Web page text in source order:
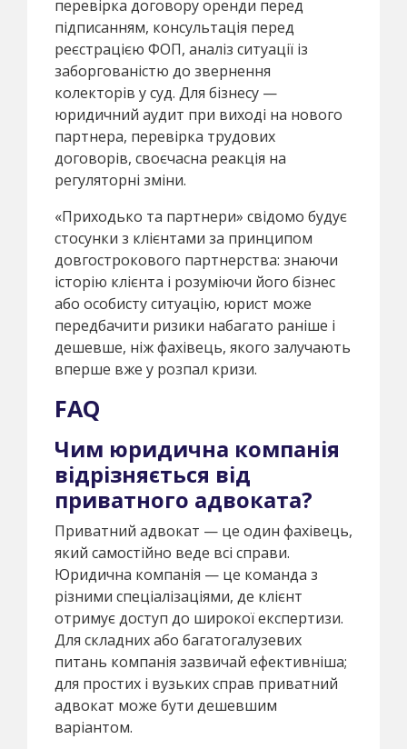
перевірка договору оренди перед
підписанням, консультація перед
реєстрацією ФОП, аналіз ситуації із
заборгованістю до звернення
колекторів у суд. Для бізнесу —
юридичний аудит при виході на нового
партнера, перевірка трудових
договорів, своєчасна реакція на
регуляторні зміни.
«Приходько та партнери» свідомо будує
стосунки з клієнтами за принципом
довгострокового партнерства: знаючи
історію клієнта і розуміючи його бізнес
або особисту ситуацію, юрист може
передбачити ризики набагато раніше і
дешевше, ніж фахівець, якого залучають
вперше вже у розпал кризи.
FAQ
Чим юридична компанія
відрізняється від
приватного адвоката?
Приватний адвокат — це один фахівець,
який самостійно веде всі справи.
Юридична компанія — це команда з
різними спеціалізаціями, де клієнт
отримує доступ до широкої експертизи.
Для складних або багатогалузевих
питань компанія зазвичай ефективніша;
для простих і вузьких справ приватний
адвокат може бути дешевшим
варіантом.